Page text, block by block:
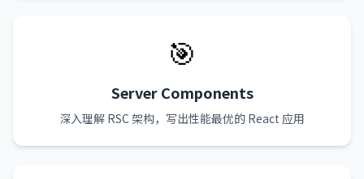
🎯
Server Components
深入理解 RSC 架构，写出性能最优的 React 应用